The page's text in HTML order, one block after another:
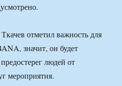
отметил важность для
значит, он будет
людей от
мероприятия.